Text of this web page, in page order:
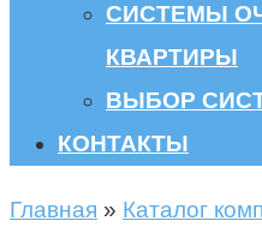
СИСТЕМЫ
КВАРТИРЫ
ВЫБОР
КОНТАКТЫ
Главная » Каталог